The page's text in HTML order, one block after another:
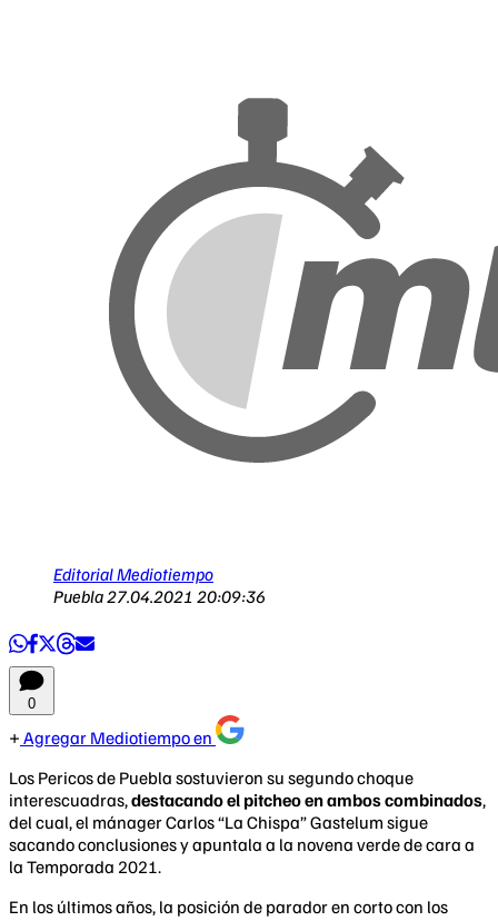
Editorial Mediotiempo
Puebla27.04.2021 20:09:36
0
Agregar Mediotiempo en
Los Pericos de Puebla sostuvieron su segundo choque
interescuadras,destacando el pitcheo en ambos combinados,
del cual, el mánager Carlos “La Chispa” Gastelum sigue
sacando conclusiones y apuntala a la novena verde de cara a
la Temporada 2021.
En los últimos años, la posición de parador en corto con los